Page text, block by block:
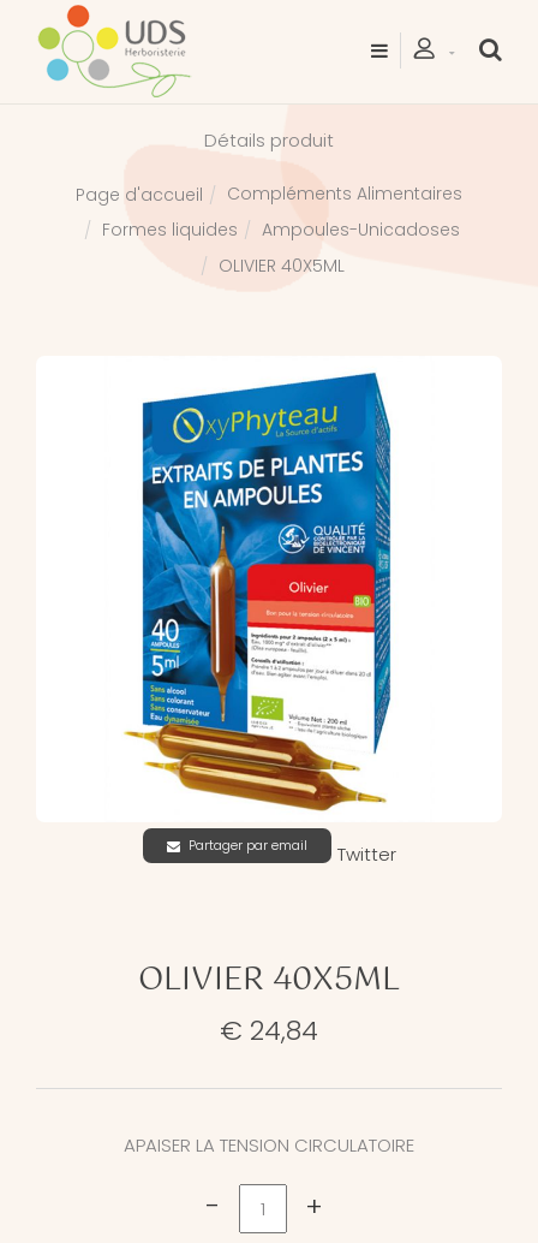
Détails produit
Page d'accueil
Compléments Alimentaires
Formes liquides
Ampoules-Unicadoses
OLIVIER 40X5ML
Partager par email Twitter
OLIVIER 40X5ML
€ 24,84
APAISER LA TENSION CIRCULATOIRE
- +